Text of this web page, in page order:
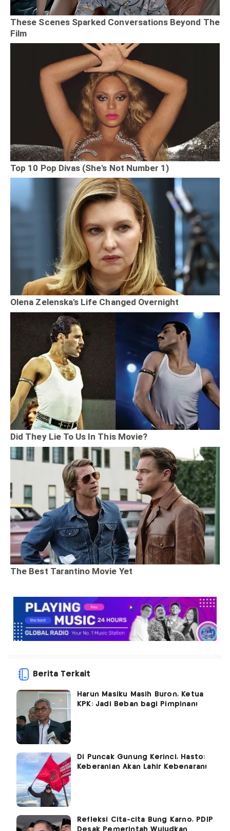
Berita Terkait
Harun Masiku Masih Buron, Ketua
KPK: Jadi Beban bagi Pimpinan!
Di Puncak Gunung Kerinci, Hasto:
Keberanian Akan Lahir Kebenaran!
Refleksi Cita-cita Bung Karno, PDIP
Desak Pemerintah Wujudkan